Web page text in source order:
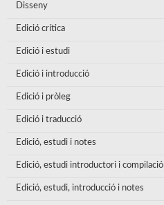
Disseny
Edició crítica
Edició i estudi
Edició i introducció
Edició i pròleg
Edició i traducció
Edició, estudi i notes
Edició, estudi introductori i compilació
Edició, estudi, introducció i notes